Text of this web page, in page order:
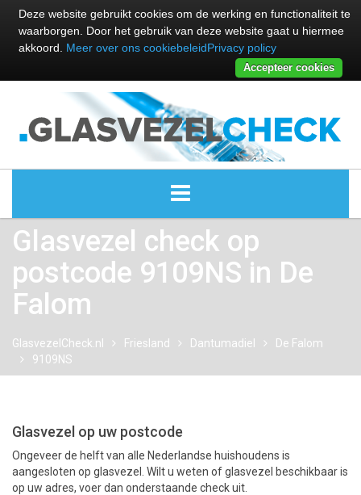
ALLE GLASVEZEL PROVIDERS
GLASVEZEL PROVIDERS
Glasvezel check op
postcode 9109NS in De
Falom
GlasvezelCheck.nl Friesland Dantumadiel
De Falom
9109NS
Glasvezel op uw postcode
Ongeveer de helft van alle Nederlandse huishoudens is
aangesloten op glasvezel. Wilt u weten of glasvezel beschikbaar is
op uw adres, voer dan onderstaande check uit.
Deze website gebruikt cookies om de werking en functionaliteit te
waarborgen. Door het gebruik van deze website gaat u hiermee
akkoord. Meer over ons cookiebeleidPrivacy policy
Accepteer cookies